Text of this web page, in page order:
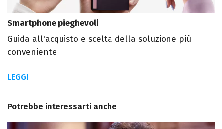
Smartphone pieghevoli
Guida all'acquisto e scelta della soluzione più
conveniente
LEGGI
Potrebbe interessarti anche